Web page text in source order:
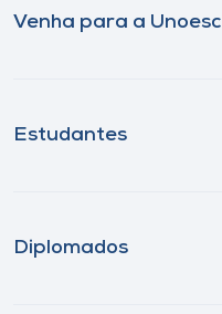
Venha para a Unoesc
Estudantes
Diplomados